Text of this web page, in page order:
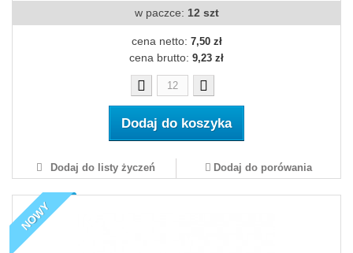
w paczce: 12 szt
cena netto: 7,50 zł
cena brutto: 9,23 zł
Dodaj do koszyka
Dodaj do listy życzeń Dodaj do porówania
NOWY